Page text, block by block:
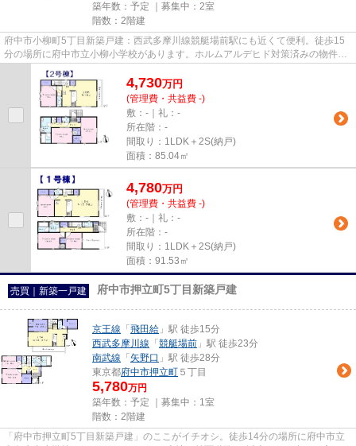
築年数：予定 ｜募集中： 2室
階数：2階建
府中市小柳町5丁目新築戸建：西武多摩川線競艇場前駅にも近くて便利。徒歩15
分の場所に府中市立小柳小学校があります。ホルムアルデヒド対策済みの物件で
すので、健康リスクが少ないで...
4,730万円
(管理費・共益費 -)
敷：-｜礼：-
所在階：-
間取り：1LDK＋2S(納戸)
面積：85.04㎡
4,780万円
(管理費・共益費 -)
敷：-｜礼：-
所在階：-
間取り：1LDK＋2S(納戸)
面積：91.53㎡
売買｜新築一戸建 府中市押立町5丁目新築戸建
京王線 「 飛田給 」駅 徒歩15分
西武多摩川線 「 競艇場前 」駅 徒歩23分
南武線 「 矢野口 」駅 徒歩28分
東京都府中市押立町 ５丁目
5,780万円
築年数：予定 ｜募集中： 1室
階数：2階建
「府中市押立町5丁目新築戸建」のここがイチオシ。徒歩14分の場所に府中市立